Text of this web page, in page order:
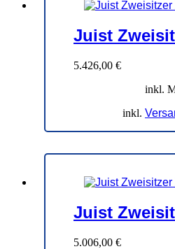
Juist
5.426,00 €
inkl.
inkl.
Juist
5.006,00 €